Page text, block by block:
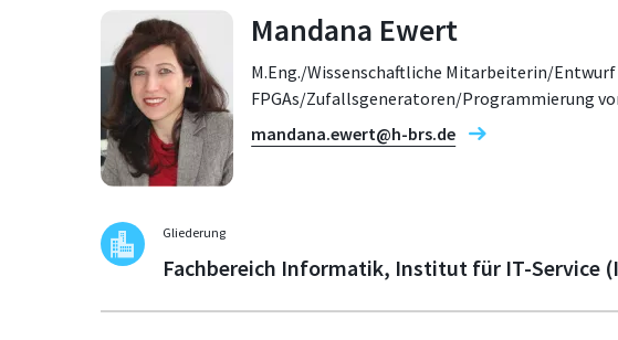
Mandana Ewert
M.Eng./Wissenschaftliche Mitarbeiterin/
FPGAs/Zufallsgeneratoren/Programmierung
mandana.ewert@h-brs.de
Gliederung
Fachbereich Informatik, Institut für IT-Service